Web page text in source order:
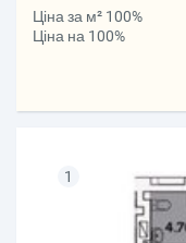
Ціна за м² 100%
Ціна на 100%
1